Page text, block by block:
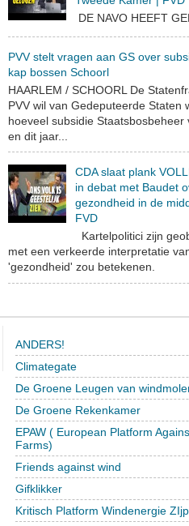
DE NAVO HEEFT
PVV stelt vragen aan GS over
kap bossen Schoorl
HAARLEM / SCHOORL De
PVV wil van Gedeputeerde Staten
hoeveel subsidie Staatsbosbeheer
en dit jaar...
CDA slaat plank
in debat met Baudet
gezondheid in de
FVD
Kartelpolitici zijn
met een verkeerde interpretatie
'gezondheid' zou betekenen.
ANDERS!
Climategate
De Groene Leugen van
De Groene Rekenkamer
EPAW ( European Platform
Farms)
Friends against wind
Gifklikker
Kritisch Platform Windenergie